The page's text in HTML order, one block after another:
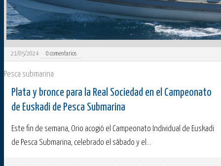
21/05/2024 0 comentarios
Pesca submarina
Plata y bronce para la Real Sociedad en el Campeonato
de Euskadi de Pesca Submarina
Este fin de semana, Orio acogió el Campeonato Individual de Euskadi
de Pesca Submarina, celebrado el sábado y el...